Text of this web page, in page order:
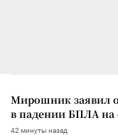
Мирошник заявил
в падении БПЛА на
42 минуты назад